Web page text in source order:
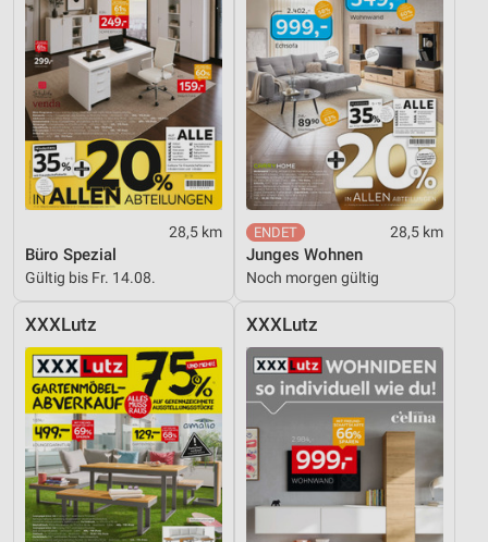
28,5 km
Büro Spezial
Gültig bis Fr. 14.08.
28,5 km
Junges Wohnen
Noch morgen gültig
XXXLutz XXXLutz